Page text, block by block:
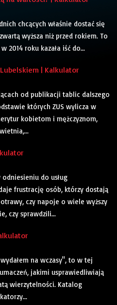
chcących właśnie dostać się
wyższa niż przed rokiem. To
2014 roku kazała iść do...
| Kalkulator
od publikacji tablic dalszego
których ZUS wylicza w
kobietom i mężczyznom,
do usług
frustrację osób, którzy dostają
czy napoje o wiele wyższy
czy sprawdzili...
na wczasy", to w tej
jakimi usprawiedliwiają
wierzytelności. Katalog